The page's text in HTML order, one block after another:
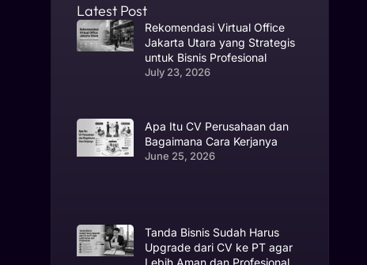
Latest Post
Rekomendasi Virtual Office
Jakarta Utara yang Strategis
untuk Bisnis Profesional
July 23, 2026
Apa Itu CV Perusahaan dan
Bagaimana Cara Kerjanya
June 25, 2026
Tanda Bisnis Sudah Harus
Upgrade dari CV ke PT agar
Lebih Aman dan Profesional